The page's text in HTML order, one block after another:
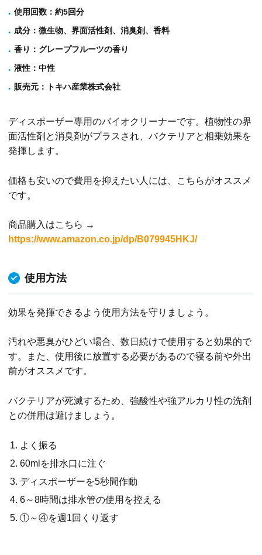
使用回数 ：約5回分
成分 ：微生物、界面活性剤、消臭剤、香料
香り ：グレープフルーツの香り
液性 ：中性
販売元 ：トキハ産業株式会社
ディスポーザー専用のバイオクリーナーです。植物性の界
面活性剤と消臭剤がプラスされ、バクテリアと相乗効果を
発揮します。
価格も安いので費用を抑えたい人には、こちらがオススメ
です。
商品購入はこちら →
https://www.amazon.co.jp/dp/B079945HKJ/
使用方法
効果を発揮できるよう使用方法を守りましょう。
汚れや悪臭がひどい場合、数日続けで使用すると効果的で
す。また、使用後に放置する必要があるので寝る前や外出
前がオススメです。
バクテリアが死滅するため、強酸性や強アルカリ性の洗剤
との併用は避けましょう。
よく振る
60mlを排水口に注ぐ
ディスポーザーを5秒間作動
6～8時間は排水管の使用を控える
①～④を週1回くり返す